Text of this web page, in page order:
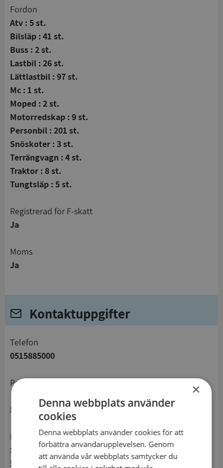
Fordon
Atv : 5 st.
Bilsläp : 41 st.
Buss : 2 st.
Lastbil : 26 st.
Lättlastbil : 97 st.
Mc : 1 st.
Moped : 2 st.
Motorredskap : 9 st.
Personbil : 201 st.
Snöskoter : 3 st.
Terrängvagn : 4 st.
Traktor : 8 st.
Tungtsläp : 5 st.
registrerad för F-skatt
Ja
Moms
Ja
Kontaktuppgifter
telefon
0515885000
Postadress
521 81 Falköping
Besöksadress
Sankt Sigfridsgatan 9
521 35 Falköping
×
Denna webbplats använder
cookies
Denna webbplats använder cookies för att
förbättra användarupplevelsen. Genom
att använda vår webbplats samtycker du